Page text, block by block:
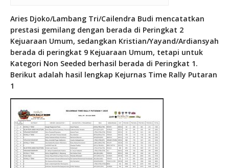
Aries Djoko/Lambang Tri/Cailendra Budi mencatatkan
prestasi gemilang dengan berada di Peringkat 2
Kejuaraan Umum, sedangkan Kristian/Yayand/Ardiansyah
berada di peringkat 9 Kejuaraan Umum, tetapi untuk
Kategori Non Seeded berhasil berada di Peringkat 1.
Berikut adalah hasil lengkap Kejurnas Time Rally Putaran
1